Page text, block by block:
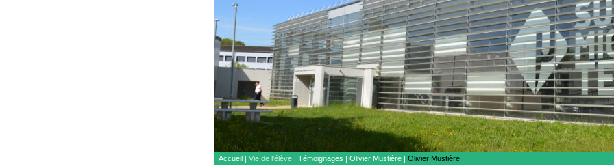
Accueil | Vie de l'élève | Témoignages | Olivier Mustière | Olivier Mustière